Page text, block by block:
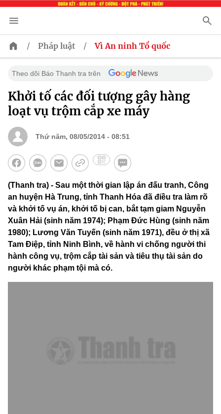
/ Pháp luật / Vì An ninh Tổ quốc
Theo dõi Báo Thanh tra trên
Khởi tố các đối tượng gây hàng
loạt vụ trộm cắp xe máy
Thứ năm, 08/05/2014 - 08:51
(Thanh tra) - Sau một thời gian lập án đấu tranh, Công
an huyện Hà Trung, tỉnh Thanh Hóa đã điều tra làm rõ
và khởi tố vụ án, khởi tố bị can, bắt tạm giam Nguyễn
Xuân Hải (sinh năm 1974); Phạm Đức Hùng (sinh năm
1980); Lương Văn Tuyến (sinh năm 1971), đều ở thị xã
Tam Điệp, tỉnh Ninh Bình, về hành vi chống người thi
hành công vụ, trộm cắp tài sản và tiêu thụ tài sản do
người khác phạm tội mà có.